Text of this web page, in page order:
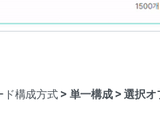
ド構成方式> 単一構成 > 選択オ